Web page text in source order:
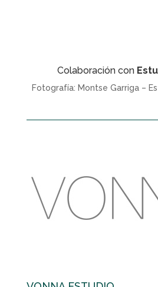
Colaboración con
Fotografía: Montse Garriga –